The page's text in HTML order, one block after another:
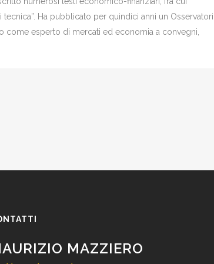
tecnica”. Ha pubblicato per quindici anni un
come esperto di mercati ed economia a convegni,
MAZZIERO